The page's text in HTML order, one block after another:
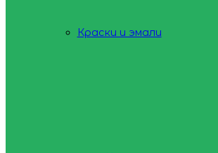
Краски и эмали